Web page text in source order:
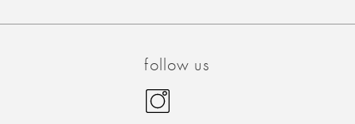
follow us